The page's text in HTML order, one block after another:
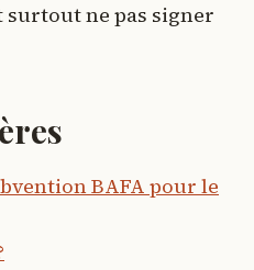
surtout ne pas signer
BAFA pour le